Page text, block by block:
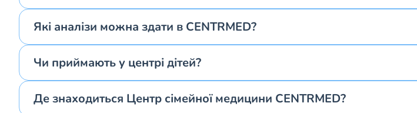
Які аналізи можна здати в CENTRMED?
Чи приймають у центрі дітей?
Де знаходиться Центр сімейної медицини CENTRMED?